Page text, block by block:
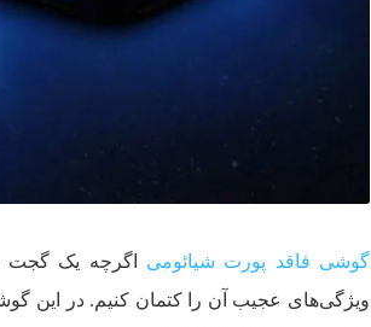
گوشی فاقد پورت شیائومی اگرچه یک گجت
ویژگی‌های عجیب آن را کتمان کنیم. در این